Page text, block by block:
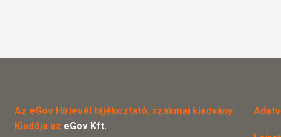
Az eGov Hírlevél tájékoztató, szakmai kiadvány.
Kiadója az eGov Kft.